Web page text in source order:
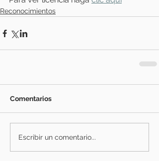
Reconocimientos
Comentarios
Escribir un comentario...